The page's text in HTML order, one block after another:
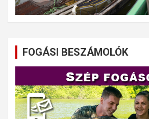
FOGÁSI BESZÁMOLÓK